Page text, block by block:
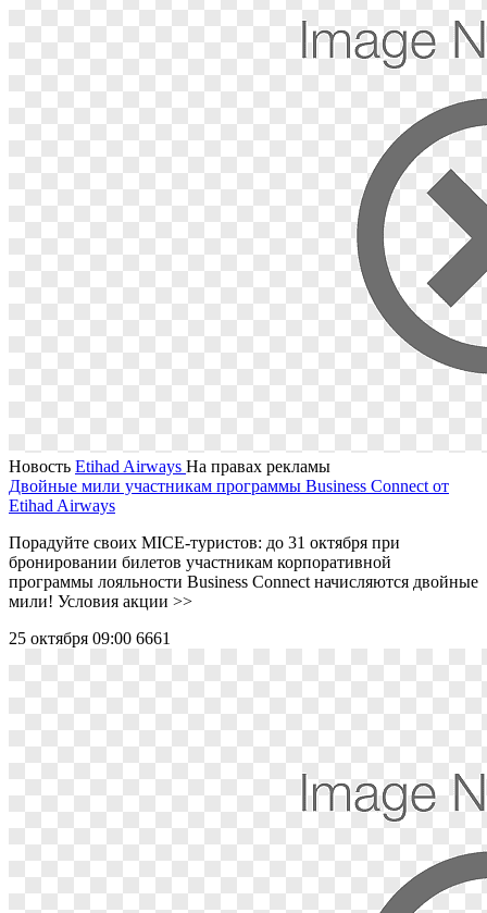
Новость Etihad Airways На правах рекламы
Двойные мили участникам программы Business Connect от
Etihad Airways
Порадуйте своих MICE-туристов: до 31 октября при
бронировании билетов участникам корпоративной
программы лояльности Business Connect начисляются двойные
мили! Условия акции >>
25 октября 09:00 6661